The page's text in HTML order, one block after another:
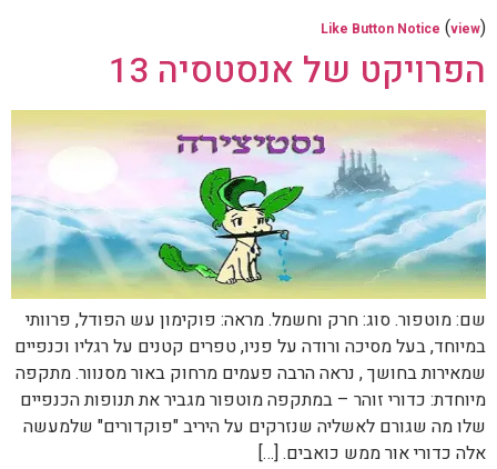
Like Button Notice (view)
הפרויקט של אנסטסיה 13
שם: מוטפור. סוג: חרק וחשמל. מראה: פוקימון עש הפודל, פרוותי
במיוחד, בעל מסיכה ורודה על פניו, טפרים קטנים על רגליו וכנפיים
שמאירות בחושך , נראה הרבה פעמים מרחוק באור מסנוור. מתקפה
מיוחדת: כדורי זוהר – במתקפה מוטפור מגביר את תנופות הכנפיים
שלו מה שגורם לאשליה שנזרקים על היריב "פוקדורים" שלמעשה
אלה כדורי אור ממש כואבים. […]